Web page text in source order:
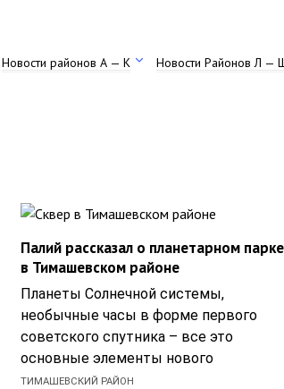
Новости районов А — К Новости Районов Л —
Палий рассказал о планетарном парке
в Тимашевском районе
Планеты Солнечной системы,
необычные часы в форме первого
советского спутника – все это
основные элементы нового
ТИМАШЕВСКИЙ РАЙОН